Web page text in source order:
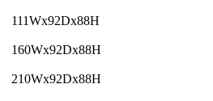
111Wx92Dx88H
160Wx92Dx88H
210Wx92Dx88H